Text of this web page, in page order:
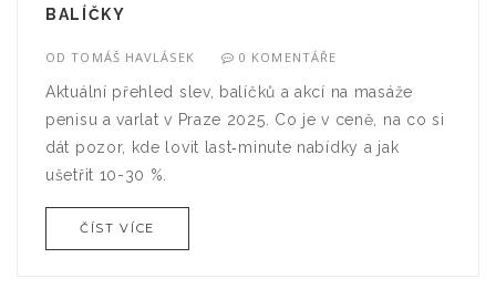
BALÍČKY
ODTOMÁŠ HAVLÁSEK 0 KOMENTÁŘE
Aktuální přehled slev, balíčků a akcí na masáže
penisu a varlat v Praze 2025. Co je v ceně, na co si
dát pozor, kde lovit last‑minute nabídky a jak
ušetřit 10-30 %.
ČÍST VÍCE